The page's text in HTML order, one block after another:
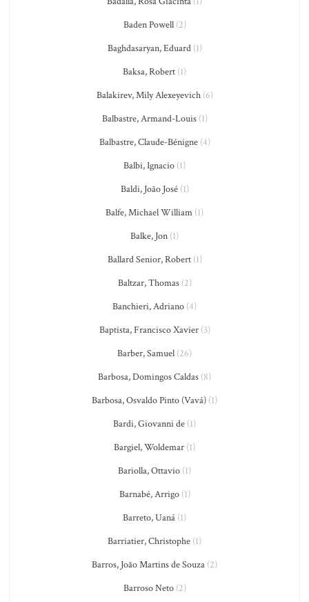
Baden Powell(2)
Baghdasaryan, Eduard(1)
Baksa, Robert (1)
Balakirev, Mily Alexeyevich(6)
Balbastre, Armand-Louis(1)
Balbastre, Claude-Bénigne(4)
Balbi, Ignacio (1)
Baldi, João José(1)
Balfe, Michael William (1)
Balke, Jon (1)
Ballard Senior, Robert(1)
Baltzar, Thomas(2)
Banchieri, Adriano (4)
Baptista, Francisco Xavier(3)
Barber, Samuel (26)
Barbosa, Domingos Caldas (8)
Barbosa, Osvaldo Pinto (Vavá) (1)
Bardi, Giovanni de (1)
Bargiel, Woldemar (1)
Bariolla, Ottavio (1)
Barnabé, Arrigo(1)
Barreto, Uaná (1)
Barriatier, Christophe (1)
Barros, João Martins de Souza (2)
Barroso Neto(2)